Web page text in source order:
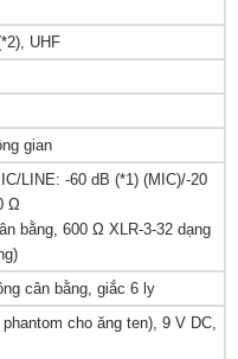
UHF
gian
LINE: -60 dB (*1) (MIC)/-20
Ω
bằng, 600 Ω XLR-3-32 dạng
cân bằng, giắc 6 ly
cho ăng ten), 9 V DC,